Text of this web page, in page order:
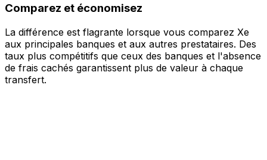
Comparez et économisez
La différence est flagrante lorsque vous comparez Xe
aux principales banques et aux autres prestataires. Des
taux plus compétitifs que ceux des banques et l'absence
de frais cachés garantissent plus de valeur à chaque
transfert.